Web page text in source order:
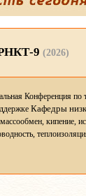
9 (2026)
Конференция по
Кафедры
кипение,